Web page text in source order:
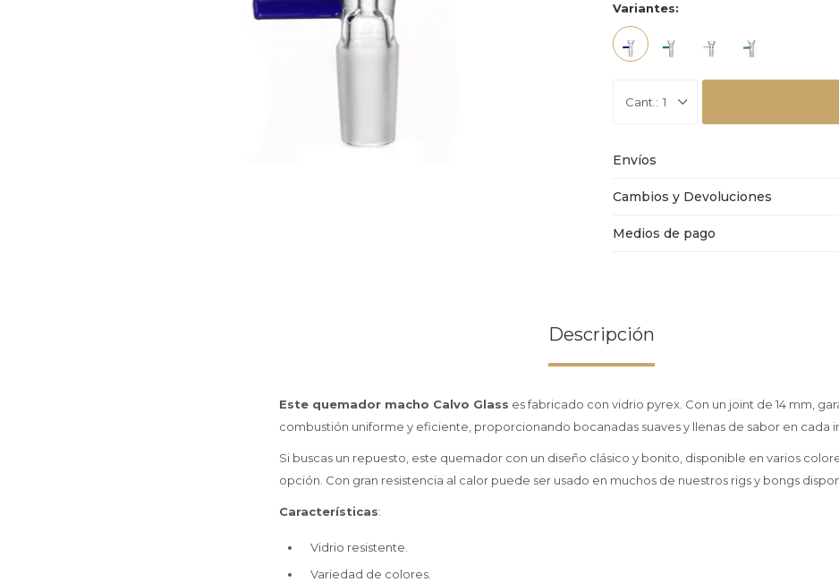
Variantes:
1
Envíos
Cambios y Devoluciones
Medios de pago
Descripción
Este quemador macho Calvo Glass es fabricado con vidrio pyrex. Con un joint de 14 mm,
combustión uniforme y eficiente, proporcionando bocanadas suaves y llenas de sabor en cada
Si buscas un repuesto, este quemador con un diseño clásico y bonito, disponible en varios
opción. Con gran resistencia al calor puede ser usado en muchos de nuestros rigs y bongs
Características:
Vidrio resistente.
Variedad de colores.